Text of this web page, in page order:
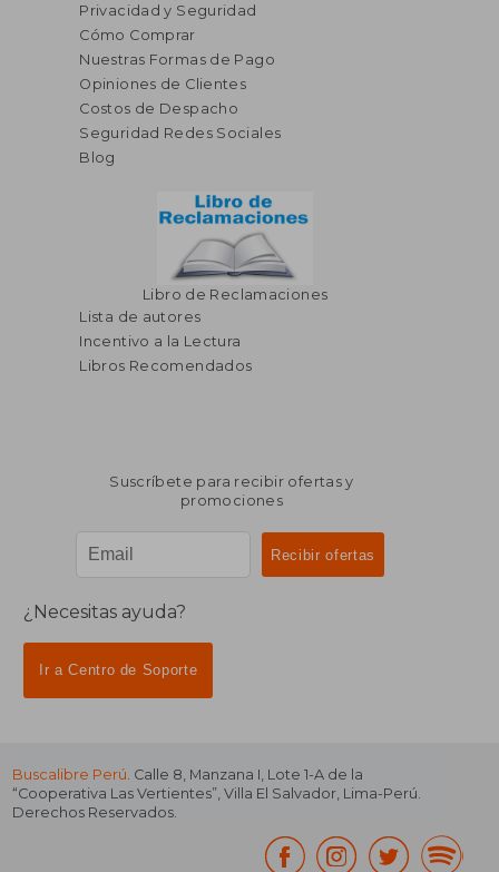
Privacidad y Seguridad
Cómo Comprar
Nuestras Formas de Pago
Opiniones de Clientes
Costos de Despacho
Seguridad Redes Sociales
Blog
Libro de Reclamaciones
Lista de autores
Incentivo a la Lectura
Libros Recomendados
Suscríbete para recibir ofertas y
promociones
¿Necesitas ayuda?
Ir a Centro de Soporte
Buscalibre Perú . Calle 8, Manzana I, Lote 1-A de la
“Cooperativa Las Vertientes”, Villa El Salvador, Lima-Perú.
Derechos Reservados.